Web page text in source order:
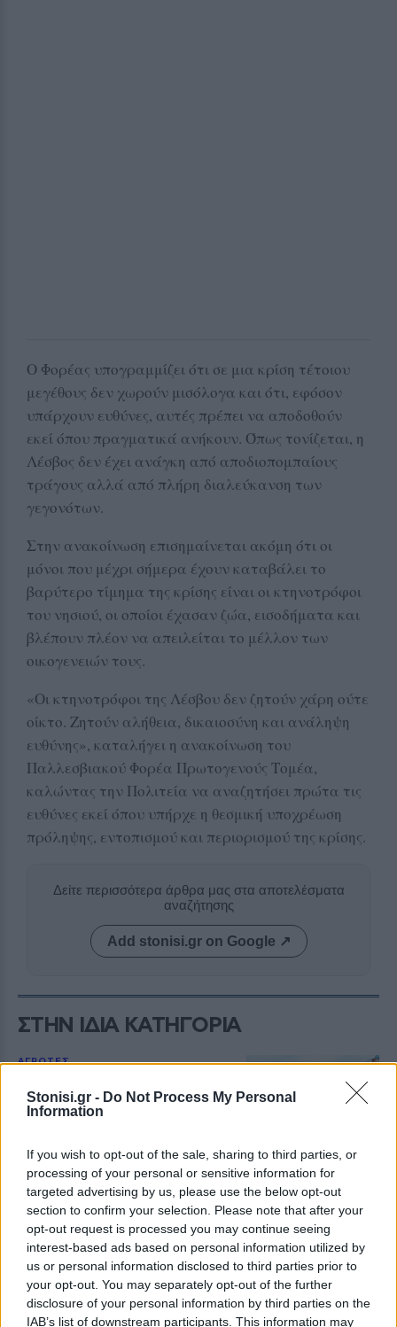
Stonisi.gr - Do Not Process My Personal
Information
If you wish to opt-out of the sale, sharing to third parties, or
processing of your personal or sensitive information for
targeted advertising by us, please use the below opt-out
section to confirm your selection. Please note that after your
opt-out request is processed you may continue seeing
interest-based ads based on personal information utilized by
us or personal information disclosed to third parties prior to
your opt-out. You may separately opt-out of the further
disclosure of your personal information by third parties on the
IAB’s list of downstream participants. This information may
Ο Φορέας υπογραμμίζει ότι σε μια κρίση τέτοιου
μεγέθους δεν χωρούν μισόλογα και ότι, εφόσον
υπάρχουν ευθύνες, αυτές πρέπει να αποδοθούν
εκεί όπου πραγματικά ανήκουν. Όπως τονίζεται, η
Λέσβος δεν έχει ανάγκη από αποδιοπομπαίους
τράγους αλλά από πλήρη διαλεύκανση των
γεγονότων.
Στην ανακοίνωση επισημαίνεται ακόμη ότι οι
μόνοι που μέχρι σήμερα έχουν καταβάλει το
βαρύτερο τίμημα της κρίσης είναι οι κτηνοτρόφοι
του νησιού, οι οποίοι έχασαν ζώα, εισοδήματα και
βλέπουν πλέον να απειλείται το μέλλον των
οικογενειών τους.
«Οι κτηνοτρόφοι της Λέσβου δεν ζητούν χάρη ούτε
οίκτο. Ζητούν αλήθεια, δικαιοσύνη και ανάληψη
ευθύνης», καταλήγει η ανακοίνωση του
Παλλεσβιακού Φορέα Πρωτογενούς Τομέα,
καλώντας την Πολιτεία να αναζητήσει πρώτα τις
ευθύνες εκεί όπου υπήρχε η θεσμική υποχρέωση
πρόληψης, εντοπισμού και περιορισμού της κρίσης.
Δείτε περισσότερα άρθρα μας στα αποτελέσματα
αναζήτησης
Add stonisi.gr on Google ↗
ΣΤΗΝ ΙΔΙΑ ΚΑΤΗΓΟΡΙΑ
ΑΓΡΟΤΕΣ
ευρώ που τελικά είναι 20,5 εκατ.
ευρώ
στους κτηνοτρόφους. Όλα όσα
πρέπει να γνωρίζετε για τις
αποζημιώσεις λόγω μη
ανασύστασης των κοπαδιών
Ψίχουλα για τη βιοασφάλεια των
Περιφερειών
Μόνο στη Λέσβο έχουν δαπανηθεί
6.000.000 ευρώ μέσα σε
τεσσερισήμισι μήνες, ενώ το